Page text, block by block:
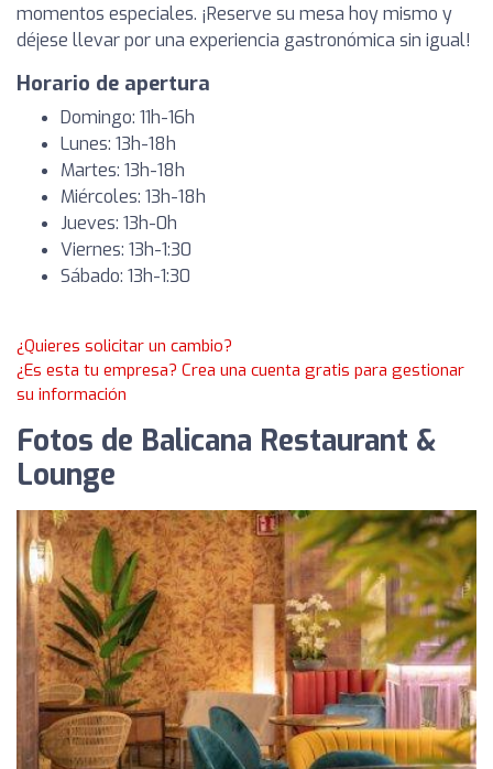
momentos especiales. ¡Reserve su mesa hoy mismo y
déjese llevar por una experiencia gastronómica sin igual!
Horario de apertura
Domingo: 11h-16h
Lunes: 13h-18h
Martes: 13h-18h
Miércoles: 13h-18h
Jueves: 13h-0h
Viernes: 13h-1:30
Sábado: 13h-1:30
¿Quieres solicitar un cambio?
¿Es esta tu empresa? Crea una cuenta gratis para gestionar
su información
Fotos de Balicana Restaurant &
Lounge